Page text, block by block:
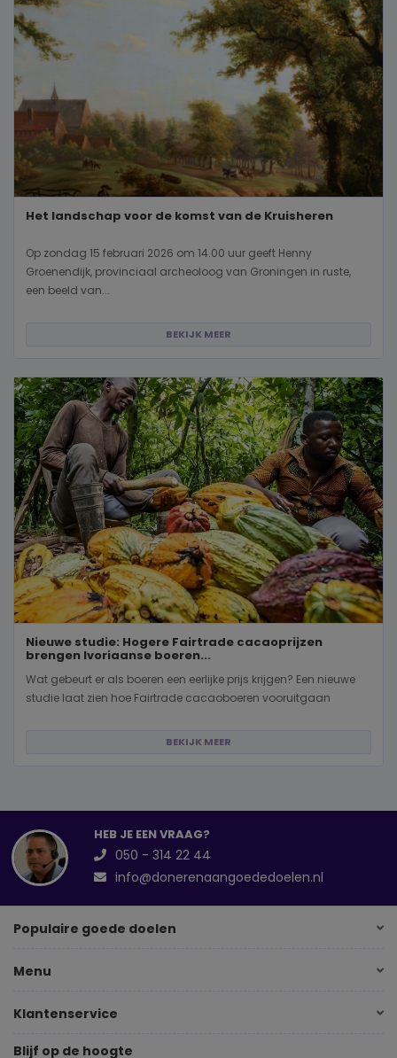
Het landschap voor de komst van de Kruisheren
Op zondag 15 februari 2026 om 14.00 uur geeft Henny
Groenendijk, provinciaal archeoloog van Groningen in ruste,
een beeld van...
BEKIJK MEER
Nieuwe studie: Hogere Fairtrade cacaoprijzen
brengen Ivoriaanse boeren...
Wat gebeurt er als boeren een eerlijke prijs krijgen? Een nieuwe
studie laat zien hoe Fairtrade cacaoboeren vooruitgaan
BEKIJK MEER
HEB JE EEN VRAAG?
050 - 314 22 44
info@donerenaangoededoelen.nl
Populaire goede doelen
Menu
Klantenservice
Blijf op de hoogte